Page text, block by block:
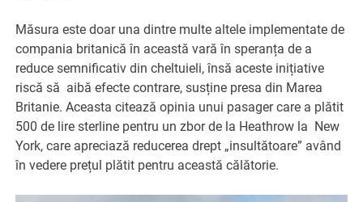
Măsura este doar una dintre multe altele implementate de
compania britanică în această vară în speranța de a
reduce semnificativ din cheltuieli, însă aceste inițiative
riscă să aibă efecte contrare, susține presa din Marea
Britanie. Aceasta citează opinia unui pasager care a plătit
500 de lire sterline pentru un zbor de la Heathrow la New
York, care apreciază reducerea drept „insultătoare” având
în vedere prețul plătit pentru această călătorie.